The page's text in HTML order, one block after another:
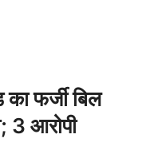
फर्जी बिल
3 आरोपी